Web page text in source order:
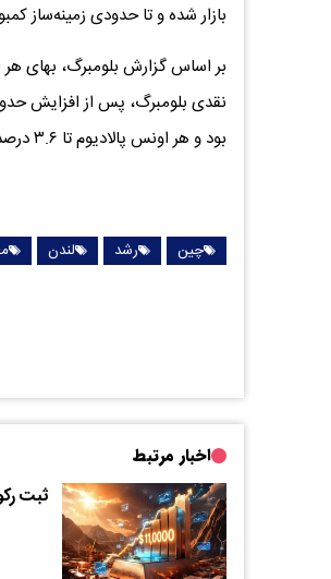
بازار شده و تا حدودی زمینه‌ساز
بود و هر اونس پالادیوم تا ۳.۶ درصد افزایش یافت.
چین رشد لندن
اخبار مرتبط
ثبت